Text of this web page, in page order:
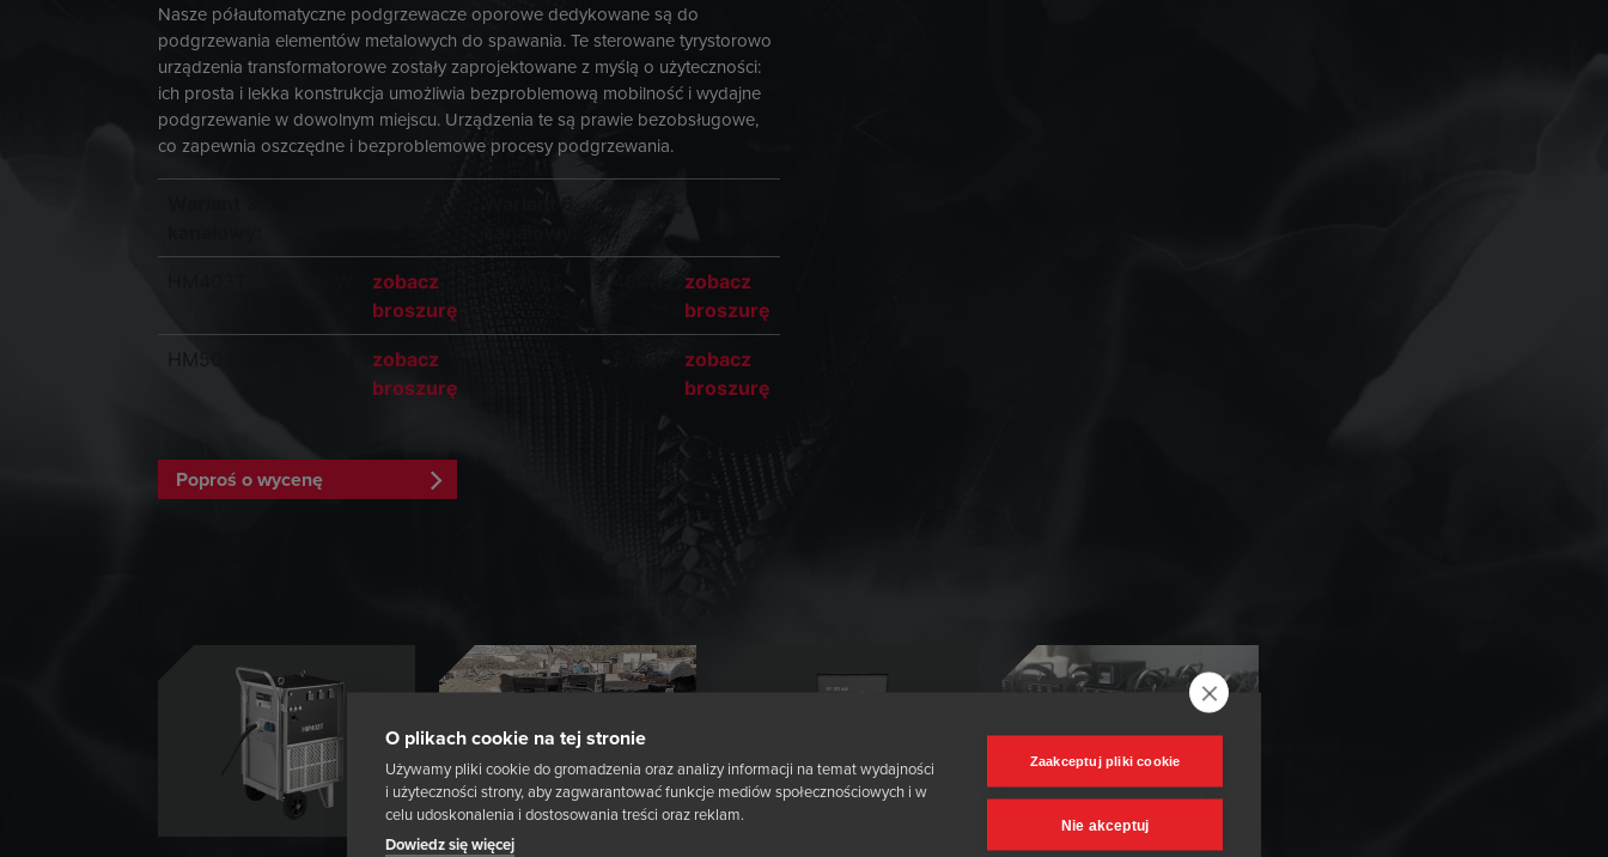
O plikach cookie na tej stronie
Używamy pliki cookie do gromadzenia oraz analizy informacji na temat wydajności
i użyteczności strony, aby zagwarantować funkcje mediów społecznościowych i w
celu udoskonalenia i dostosowania treści oraz reklam.
Dowiedz się więcej
Zaakceptuj pliki cookie
Nie akceptuj
Nasze półautomatyczne podgrzewacze oporowe dedykowane są do
podgrzewania elementów metalowych do spawania. Te sterowane tyrystorowo
urządzenia transformatorowe zostały zaprojektowane z myślą o użyteczności:
ich prosta i lekka konstrukcja umożliwia bezproblemową mobilność i wydajne
podgrzewanie w dowolnym miejscu. Urządzenia te są prawie bezobsługowe,
co zapewnia oszczędne i bezproblemowe procesy podgrzewania.
zobacz
broszurę
zobacz
broszurę
zobacz
broszurę
zobacz
broszurę
Poproś o wycenę